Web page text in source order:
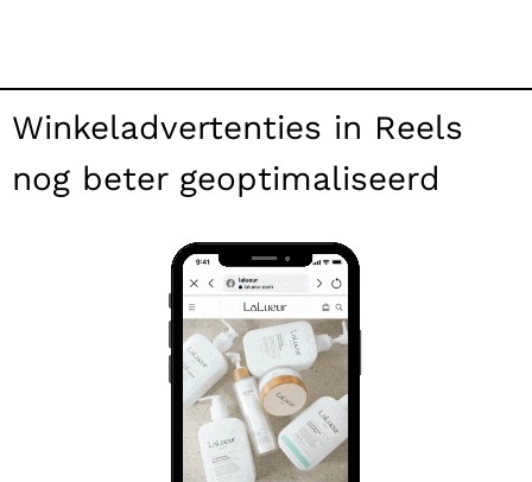
Winkeladvertenties in Reels
nog beter geoptimaliseerd